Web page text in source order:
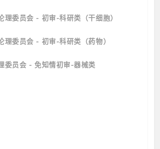
委员会 - 初审-科研类（干细胞）
委员会 - 初审-科研类（药物）
委员会 - 免知情初审-器械类